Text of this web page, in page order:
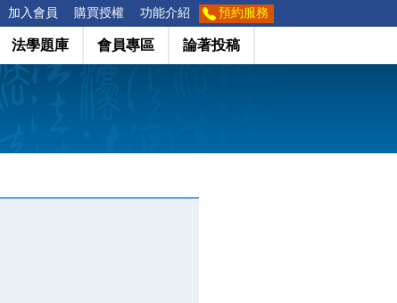
加入會員 購買授權 功能介紹 預約服務
法學題庫 會員專區 論著投稿